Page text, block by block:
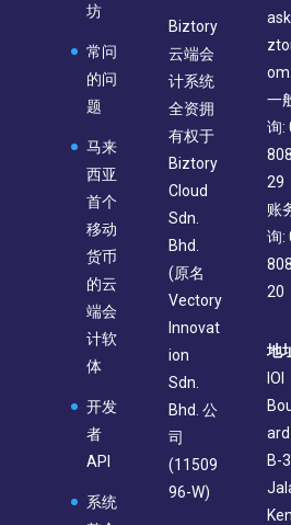
坊
常问
的问
题
马来
西亚
首个
移动
货币
的云
端会
计软
体
开发
者
API
系统
Biztory
云端会
计系统
全资拥
有权于
Biztory
Cloud
Sdn.
Bhd.
(原名
Vectory
Innovat
ion
Sdn.
Bhd. 公
司
(11509
96-W)
一
询:
29
账
询:
20
地
IOI
ard
B-